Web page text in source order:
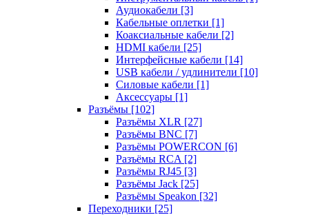
Аудиокабели [3]
Кабельные оплетки [1]
Коаксиальные кабели [2]
HDMI кабели [25]
Интерфейсные кабели [14]
USB кабели / удлинители [10]
Силовые кабели [1]
Аксессуары [1]
Разъёмы [102]
Разъёмы XLR [27]
Разъёмы BNC [7]
Разъёмы POWERCON [6]
Разъёмы RCA [2]
Разъёмы RJ45 [3]
Разъёмы Jack [25]
Разъёмы Speakon [32]
Переходники [25]